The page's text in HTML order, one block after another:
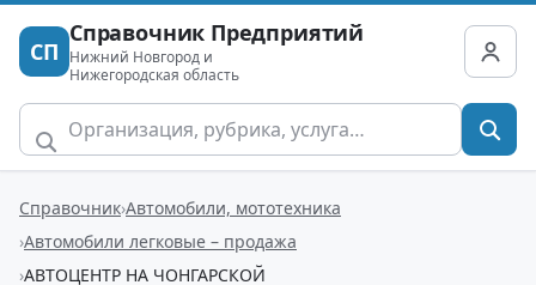
СП
Справочник Предприятий
Нижний Новгород и
Нижегородская область
Справочник Автомобили, мототехника
Автомобили легковые – продажа
АВТОЦЕНТР НА ЧОНГАРСКОЙ